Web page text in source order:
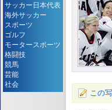
この
サッカー日本代表
海外サッカー
スポーツ
ゴルフ
モータースポーツ
格闘技
競馬
芸能
社会